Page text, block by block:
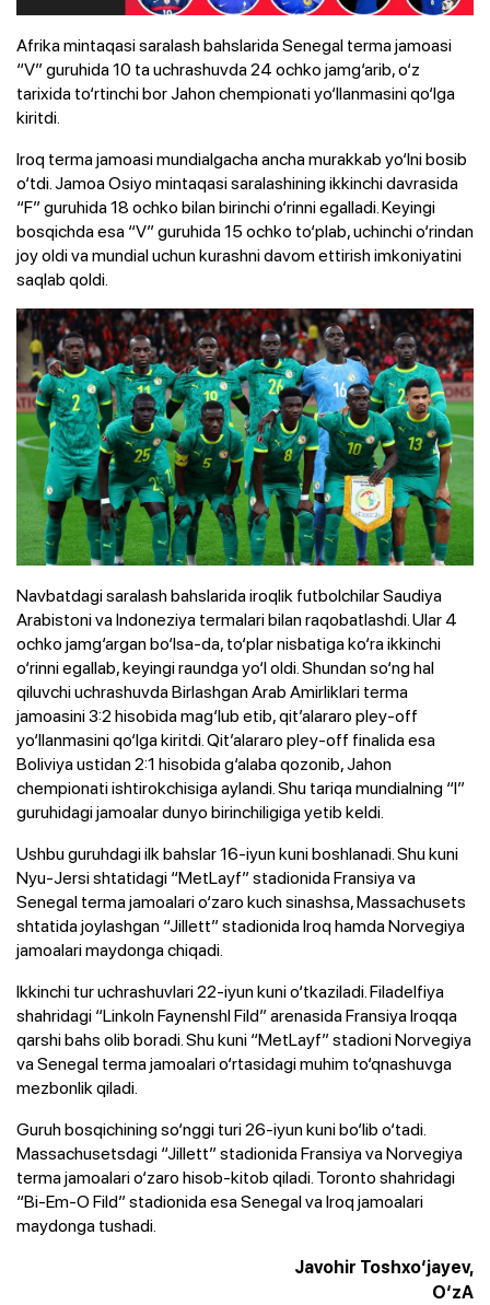
Afrika mintaqasi saralash bahslarida Senegal terma jamoasi
“V” guruhida 10 ta uchrashuvda 24 ochko jamg‘arib, o‘z
tarixida to‘rtinchi bor Jahon chempionati yo‘llanmasini qo‘lga
kiritdi.
Iroq terma jamoasi mundialgacha ancha murakkab yo‘lni bosib
o‘tdi. Jamoa Osiyo mintaqasi saralashining ikkinchi davrasida
“F” guruhida 18 ochko bilan birinchi o‘rinni egalladi. Keyingi
bosqichda esa “V” guruhida 15 ochko to‘plab, uchinchi o‘rindan
joy oldi va mundial uchun kurashni davom ettirish imkoniyatini
saqlab qoldi.
Navbatdagi saralash bahslarida iroqlik futbolchilar Saudiya
Arabistoni va Indoneziya termalari bilan raqobatlashdi. Ular 4
ochko jamg‘argan bo‘lsa-da, to‘plar nisbatiga ko‘ra ikkinchi
o‘rinni egallab, keyingi raundga yo‘l oldi. Shundan so‘ng hal
qiluvchi uchrashuvda Birlashgan Arab Amirliklari terma
jamoasini 3:2 hisobida mag‘lub etib, qit’alararo pley-off
yo‘llanmasini qo‘lga kiritdi. Qit’alararo pley-off finalida esa
Boliviya ustidan 2:1 hisobida g‘alaba qozonib, Jahon
chempionati ishtirokchisiga aylandi. Shu tariqa mundialning “I”
guruhidagi jamoalar dunyo birinchiligiga yetib keldi.
Ushbu guruhdagi ilk bahslar 16-iyun kuni boshlanadi. Shu kuni
Nyu-Jersi shtatidagi “MetLayf” stadionida Fransiya va
Senegal terma jamoalari o‘zaro kuch sinashsa, Massachusets
shtatida joylashgan “Jillett” stadionida Iroq hamda Norvegiya
jamoalari maydonga chiqadi.
Ikkinchi tur uchrashuvlari 22-iyun kuni o‘tkaziladi. Filadelfiya
shahridagi “Linkoln Faynenshl Fild” arenasida Fransiya Iroqqa
qarshi bahs olib boradi. Shu kuni “MetLayf” stadioni Norvegiya
va Senegal terma jamoalari o‘rtasidagi muhim to‘qnashuvga
mezbonlik qiladi.
Guruh bosqichining so‘nggi turi 26-iyun kuni bo‘lib o‘tadi.
Massachusetsdagi “Jillett” stadionida Fransiya va Norvegiya
terma jamoalari o‘zaro hisob-kitob qiladi. Toronto shahridagi
“Bi-Em-O Fild” stadionida esa Senegal va Iroq jamoalari
maydonga tushadi.
Javohir Toshxo‘jayev,
O‘zA